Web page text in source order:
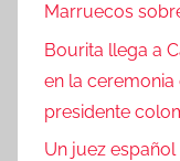
Marruecos
Bourita llega a
en la
presidente
Un juez